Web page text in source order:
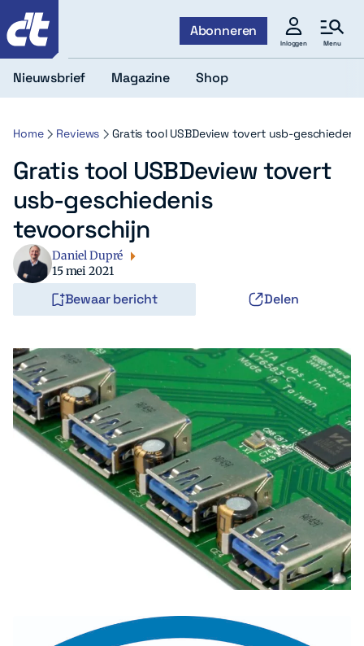
Abonneren
Inloggen Menu
Zoek
Nieuwsbrief Magazine Shop
Home Reviews Gratis tool USBDeview tovert usb-
Gratis tool USBDeview tovert
usb-geschiedenis
tevoorschijn
Daniel Dupré
15 mei 2021
Bewaar bericht Delen